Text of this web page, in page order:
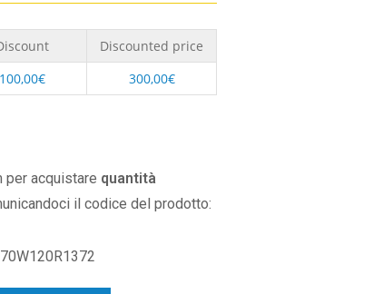
Discounted price
100,00€ 300,00€
per acquistare quantità
il codice del prodotto: